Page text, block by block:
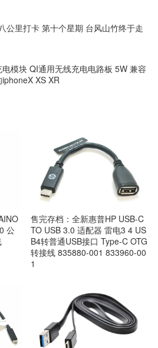
公里打卡 第十个星期 台风山竹终于走
模块 QI通用无线充电电路板 5W 兼容
XS XR
公
售完存档：全新惠普HP USB-C
TO USB 3.0 适配器 雷电3 4 US
B4转普通USB接口 Type-C OTG
转接线 835880-001 833960-00
1